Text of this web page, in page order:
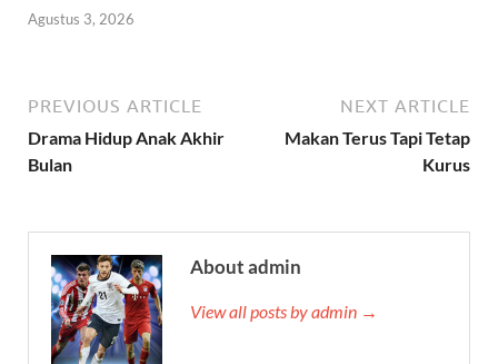
Agustus 3, 2026
PREVIOUS ARTICLE
Drama Hidup Anak Akhir
Bulan
NEXT ARTICLE
Makan Terus Tapi Tetap
Kurus
About admin
View all posts by admin →